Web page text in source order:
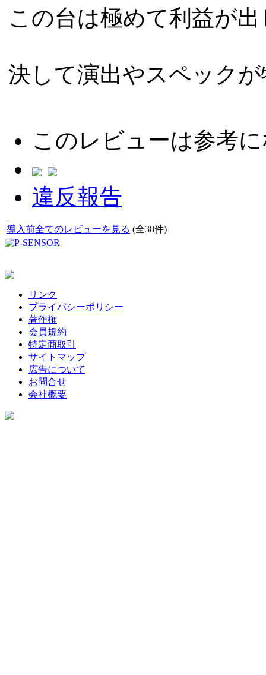
この台は極めて利益が
決して演出やスペック
このレビューは参考
違反報告
導入前全てのレビューを見る (全38件)
リンク
プライバシーポリシー
著作権
会員規約
特定商取引
サイトマップ
広告について
お問合せ
会社概要